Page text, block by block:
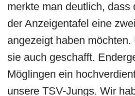
merkte man deutlich, dass
der Anzeigentafel eine
angezeigt haben möchten.
sie auch geschafft.
Möglingen ein
unsere TSV-Jungs. Wir